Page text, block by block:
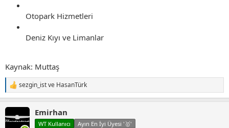
Otopark Hizmetleri
Deniz Kıyı ve Limanlar
Kaynak: Muttaş
T
e
i
sezgin_istve HasanTürk
Emirhan
WT Kullanıcı Ayın En İyi Üyesi '🥇'